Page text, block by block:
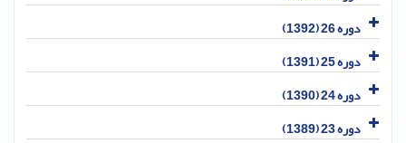
دوره 26 (1392)
دوره 25 (1391)
دوره 24 (1390)
دوره 23 (1389)